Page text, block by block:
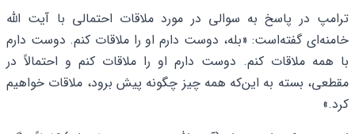
ترامپ در پاسخ به سوالی در مورد ملاقات احتمالی با آیت الله
خامنه‌ای گفته‌است: «بله، دوست دارم او را ملاقات کنم. دوست دارم
با همه ملاقات کنم. دوست دارم او را ملاقات کنم و احتمالاً در
مقطعی، بسته به این‌که همه چیز چگونه پیش برود، ملاقات خواهیم
کرد.»